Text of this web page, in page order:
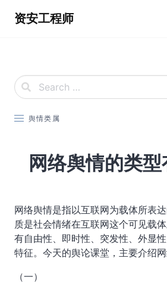
资安工程师
舆情类属
网络舆情的类型
网络舆情是指以互联网为载体所表
质是社会情绪在互联网这个可见载
有自由性、即时性、突发性、外显
特征。今天的舆论课堂，主要介绍网
（一）